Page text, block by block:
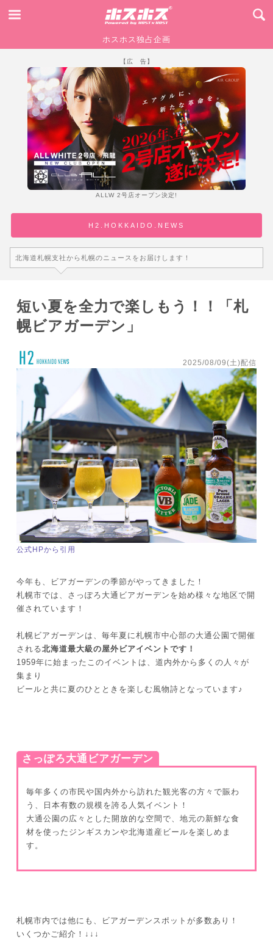
ホスホス独占企画
【広 告】
ALLW 2号店オープン決定!
H2.HOKKAIDO.NEWS
北海道札幌支社から札幌のニュースをお届けします！
短い夏を全力で楽しもう！！「札
幌ビアガーデン」
2025/08/09(土)配信
公式HPから引用
今年も、ビアガーデンの季節がやってきました！
札幌市では、さっぽろ大通ビアガーデンを始め様々な地区で開
催されています！
札幌ビアガーデンは、毎年夏に札幌市中心部の大通公園で開催
される北海道最大級の屋外ビアイベントです！
1959年に始まったこのイベントは、道内外から多くの人々が
集まり
ビールと共に夏のひとときを楽しむ風物詩となっています♪
さっぽろ大通ビアガーデン
毎年多くの市民や国内外から訪れた観光客の方々で賑わ
う、日本有数の規模を誇る人気イベント！
大通公園の広々とした開放的な空間で、地元の新鮮な食
材を使ったジンギスカンや北海道産ビールを楽しめま
す。
札幌市内では他にも、ビアガーデンスポットが多数あり！
いくつかご紹介！↓↓↓